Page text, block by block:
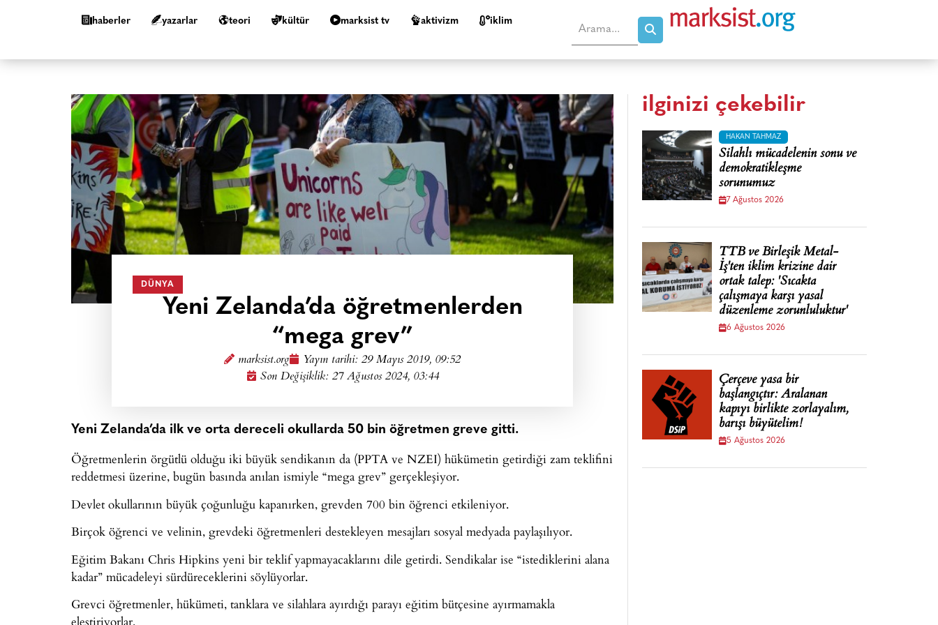
haberler yazarlar teori kültür marksist tv aktivizm i̇klim
DÜNYA
Yeni Zelanda’da öğretmenlerden
“mega grev”
marksist.org Yayın tarihi: 29 Mayıs 2019, 09:52
Son Değişiklik: 27 Ağustos 2024, 03:44
Yeni Zelanda’da ilk ve orta dereceli okullarda 50 bin öğretmen greve gitti.
Öğretmenlerin örgütlü olduğu iki büyük sendikanın da (PPTA ve NZEI) hükümetin getirdiği zam teklifini
reddetmesi üzerine, bugün basında anılan ismiyle “mega grev” gerçekleşiyor.
Devlet okullarının büyük çoğunluğu kapanırken, grevden 700 bin öğrenci etkileniyor.
Birçok öğrenci ve velinin, grevdeki öğretmenleri destekleyen mesajları sosyal medyada paylaşılıyor.
Eğitim Bakanı Chris Hipkins yeni bir teklif yapmayacaklarını dile getirdi. Sendikalar ise “istediklerini alana
kadar” mücadeleyi sürdüreceklerini söylüyorlar.
Grevci öğretmenler, hükümeti, tanklara ve silahlara ayırdığı parayı eğitim bütçesine ayırmamakla
eleştiriyorlar.
ilginizi çekebilir
HAKAN TAHMAZ
Silahlı mücadelenin sonu ve
demokratikleşme
sorunumuz
7 Ağustos 2026
TTB ve Birleşik Metal-
İş'ten iklim krizine dair
ortak talep: 'Sıcakta
çalışmaya karşı yasal
düzenleme zorunluluktur'
6 Ağustos 2026
Çerçeve yasa bir
başlangıçtır: Aralanan
kapıyı birlikte zorlayalım,
barışı büyütelim!
5 Ağustos 2026